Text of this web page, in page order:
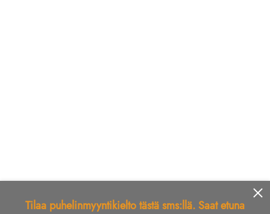
Tilaa puhelinmyyntikielto tästä sms:llä. Saat etuna